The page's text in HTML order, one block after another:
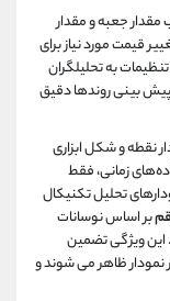
جعبه و مقدار
قیمت مورد نیاز برای
به تحلیلگران
‌بینی روندها دقیق‌
نقطه و شکل ابزاری
زمانی، فقط
تحلیل تکنیکال
بر اساس نوسانات
این ویژگی تضمین
ظاهر می ‌شوند و